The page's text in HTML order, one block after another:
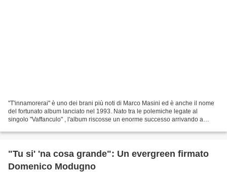
"T'innamorerai" è uno dei brani più noti di Marco Masini ed è anche il nome
del fortunato album lanciato nel 1993. Nato tra le polemiche legate al
singolo "Vaffanculo" , l'album riscosse un enorme successo arrivando a
"Tu si' 'na cosa grande": Un evergreen firmato
Domenico Modugno